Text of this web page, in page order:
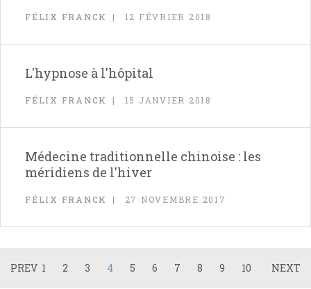
FÉLIX FRANCK 12 FÉVRIER 2018
L'hypnose à l'hôpital
FÉLIX FRANCK 15 JANVIER 2018
Médecine traditionnelle chinoise : les
méridiens de l'hiver
FÉLIX FRANCK 27 NOVEMBRE 2017
PREV 1 2 3 4 5 6 7 8 9 10 NEXT